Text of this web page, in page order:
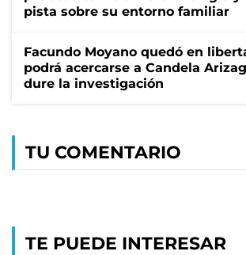
pista sobre su entorno familiar
Facundo Moyano quedó en
podrá acercarse a Candela
dure la investigación
TU COMENTARIO
TE PUEDE INTERESAR